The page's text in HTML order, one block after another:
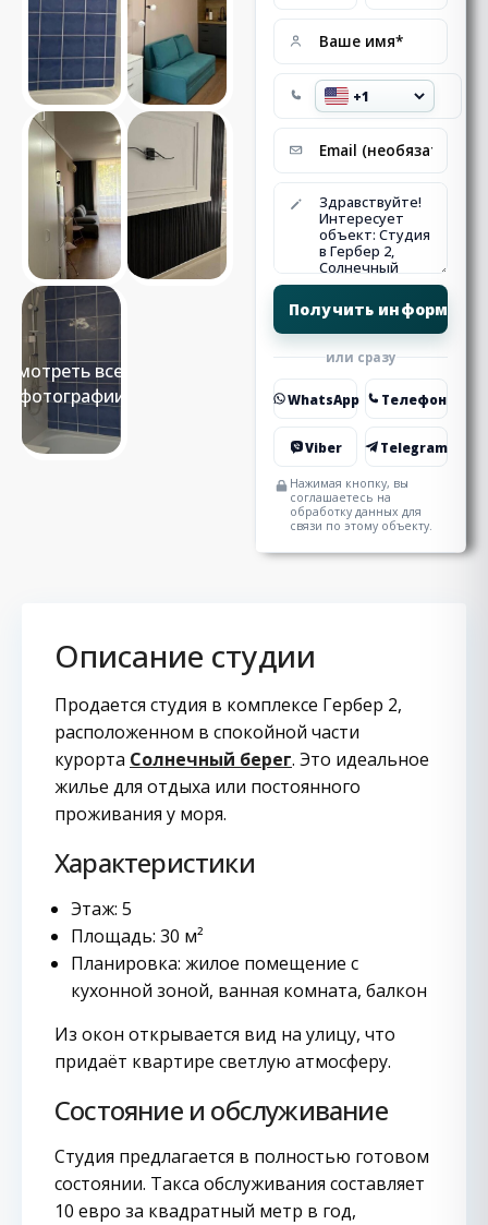
Смотреть все 8
фотографии
или сразу
WhatsApp Телефон
Viber Telegram
Нажимая кнопку, вы
соглашаетесь на
обработку данных для
связи по этому объекту.
Описание студии
Продается студия в комплексе Гербер 2,
расположенном в спокойной части
курорта Солнечный берег. Это идеальное
жилье для отдыха или постоянного
проживания у моря.
Характеристики
Этаж: 5
Площадь: 30 м²
Планировка: жилое помещение с
кухонной зоной, ванная комната, балкон
Из окон открывается вид на улицу, что
придаёт квартире светлую атмосферу.
Состояние и обслуживание
Студия предлагается в полностью готовом
состоянии. Такса обслуживания составляет
10 евро за квадратный метр в год,